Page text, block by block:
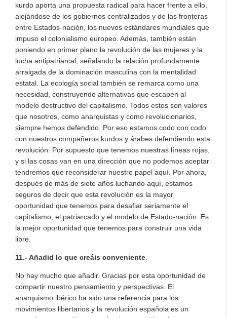
kurdo aporta una propuesta radical para hacer frente a ello,
alejándose de los gobiernos centralizados y de las fronteras
entre Estados-nación, los nuevos estándares mundiales que
impuso el colonialismo europeo. Además, también están
poniendo en primer plano la revolución de las mujeres y la
lucha antipatriarcal, señalando la relación profundamente
arraigada de la dominación masculina con la mentalidad
estatal. La ecología social también se remarca como una
necesidad, construyendo alternativas que escapen al
modelo destructivo del capitalismo. Todos estos son valores
que nosotros, como anarquistas y como revolucionarios,
siempre hemos defendido. Por eso estamos codo con codo
con nuestros compañeros kurdos y árabes defendiendo esta
revolución. Por supuesto que tenemos nuestras líneas rojas,
y si las cosas van en una dirección que no podemos aceptar
tendremos que reconsiderar nuestro papel aquí. Por ahora,
después de más de siete años luchando aquí, estamos
seguros de decir que esta revolución es la mayor
oportunidad que tenemos para desafiar seriamente el
capitalismo, el patriarcado y el modelo de Estado-nación. Es
la mejor oportunidad que tenemos para construir una vida
libre.
11.- Añadid lo que creáis conveniente.
No hay mucho que añadir. Gracias por esta oportunidad de
compartir nuestro pensamiento y perspectivas. El
anarquismo ibérico ha sido una referencia para los
movimientos libertarios y la revolución española es un